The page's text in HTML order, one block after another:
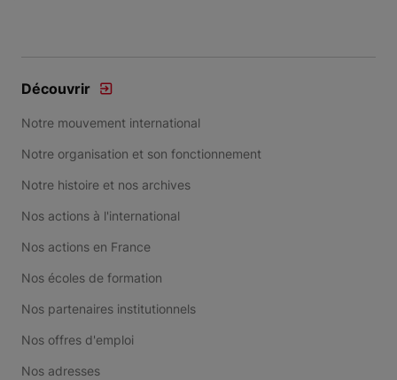
Découvrir
Notre mouvement international
Notre organisation et son fonctionnement
Notre histoire et nos archives
Nos actions à l'international
Nos actions en France
Nos écoles de formation
Nos partenaires institutionnels
Nos offres d'emploi
Nos adresses